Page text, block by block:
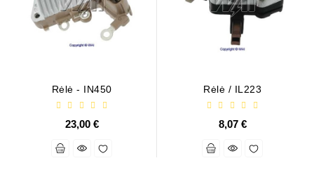
Rėlė - IN450
23,00 €
Rėlė / IL223
8,07 €